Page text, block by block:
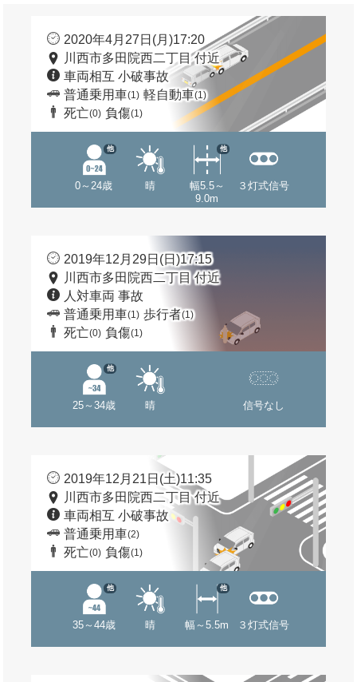
2020年4月27日(月)17:20
川西市多田院西二丁目 付近
車両相互 小破事故
普通乗用車(1) 軽自動車(1)
死亡(0) 負傷(1)
0～24歳
他
晴
幅5.5～
9.0m
他
３灯式信号
2019年12月29日(日)17:15
川西市多田院西二丁目 付近
人対車両 事故
普通乗用車(1) 歩行者(1)
死亡(0) 負傷(1)
25～34歳
他
晴 信号なし
2019年12月21日(土)11:35
川西市多田院西二丁目 付近
車両相互 小破事故
普通乗用車(2)
死亡(0) 負傷(1)
35～44歳
他
晴 幅～5.5m
他
３灯式信号